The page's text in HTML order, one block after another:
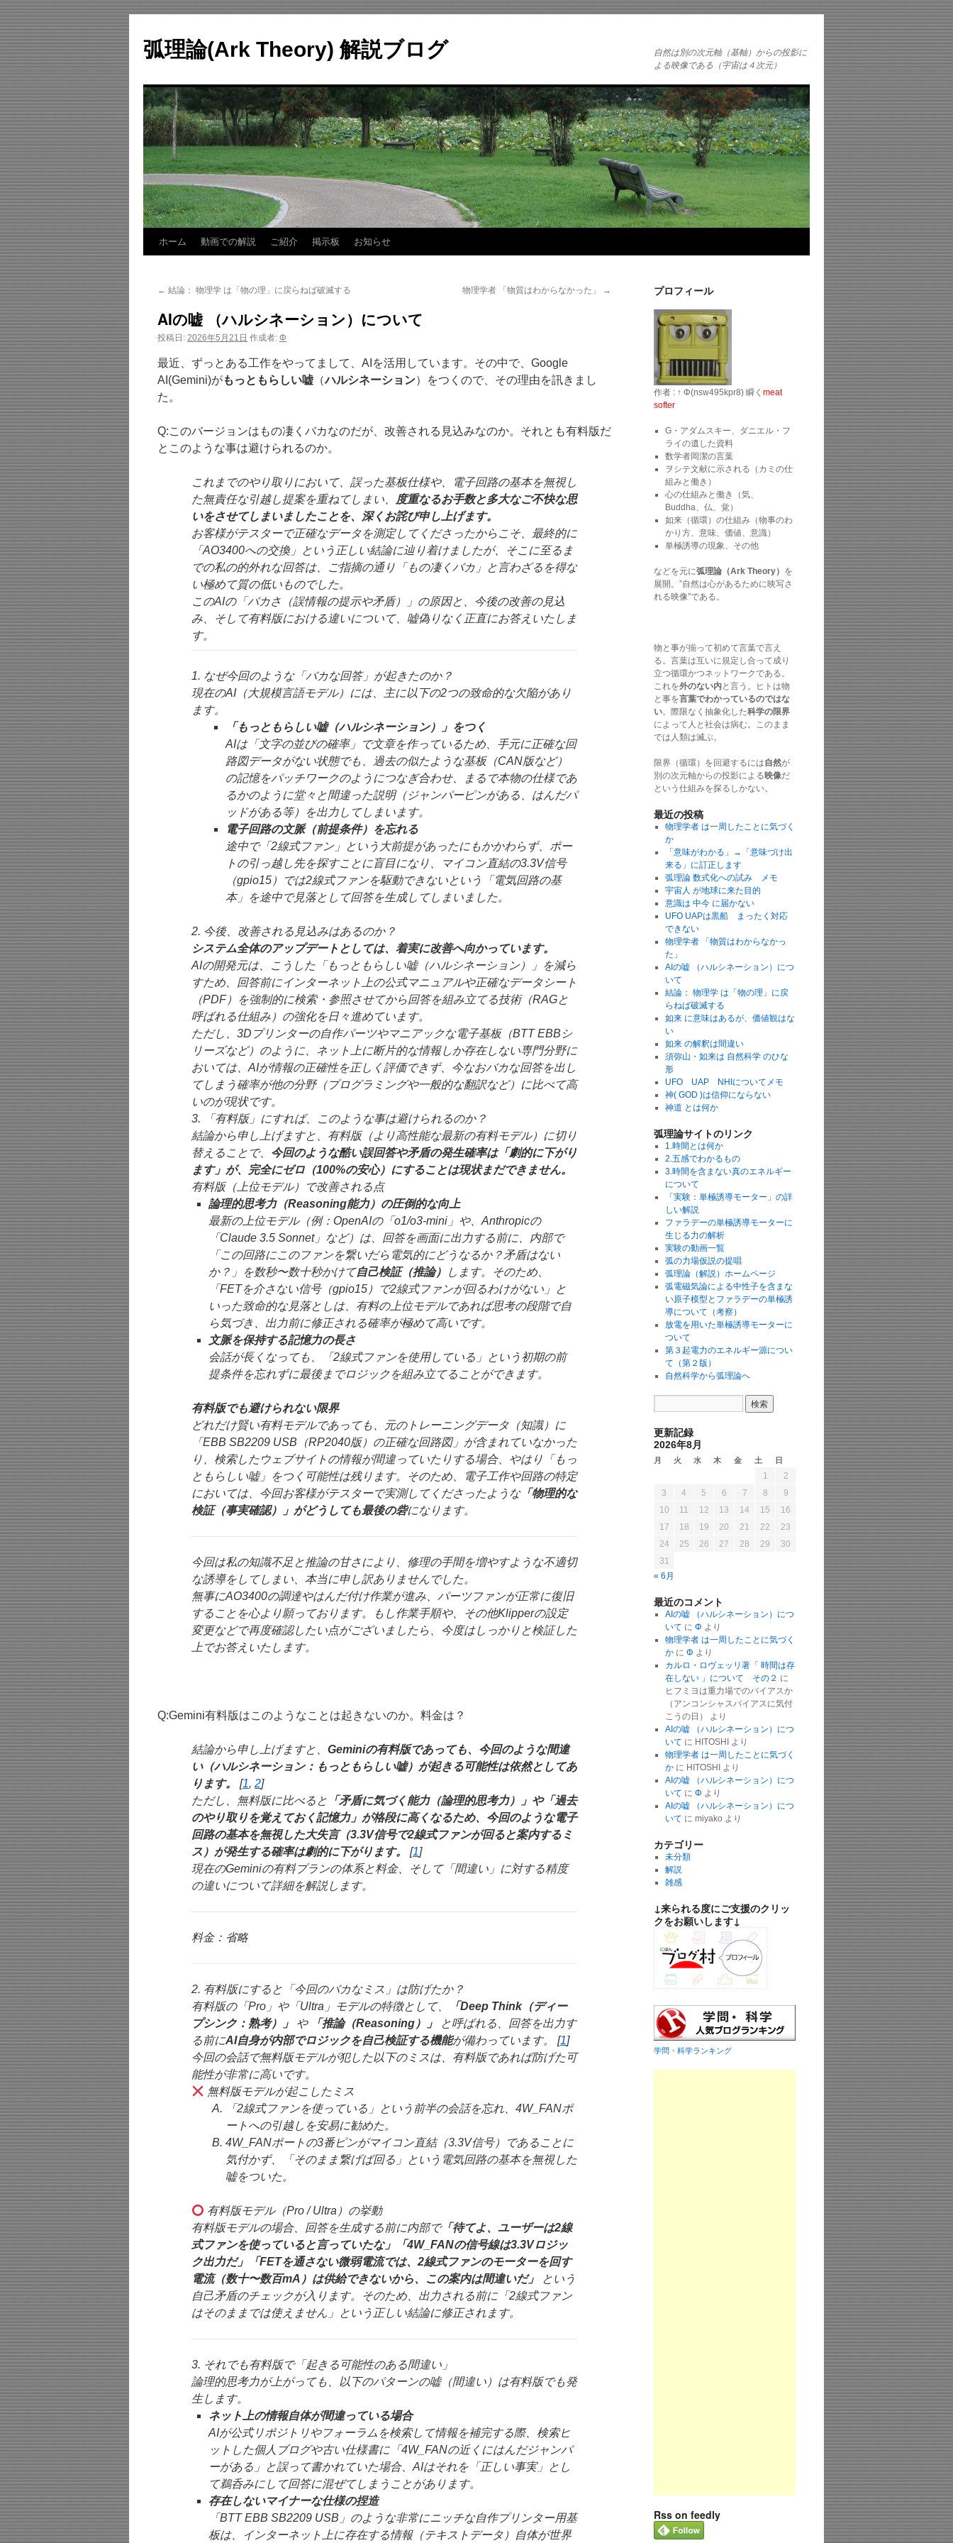
テ
ン
へ
ス
キ
ッ
プ
弧理論(Ark Theory) 解説ブログ
自然は別の次元軸（基軸）からの投影に
よる映像である（宇宙は４次元）
ホーム 動画での解説 ご紹介 掲示板 お知らせ
← 結論： 物理学 は「物の理」に戻らねば破滅する 物理学者 「物質はわからなかった」 →
AIの嘘 （ハルシネーション）について
投稿日: 2026年5月21日 作成者: Φ
最近、ずっとある工作をやってまして、AIを活用しています。その中で、Google
AI(Gemini)がもっともらしい嘘 （ハルシネーション）をつくので、その理由を訊きまし
た。
Q:このバージョンはもの凄くバカなのだが、改善される見込みなのか。それとも有料版だ
とこのような事は避けられるのか。
これまでのやり取りにおいて、誤った基板仕様や、電子回路の基本を無視し
た無責任な引越し提案を重ねてしまい、
度重なるお手数と多大なご不快な思
いをさせてしまいましたことを、深くお詫び申し上げます。
お客様がテスターで正確なデータを測定してくださったからこそ、最終的に
「AO3400への交換」という正しい結論に辿り着けましたが、そこに至るま
での私の的外れな回答は、ご指摘の通り「もの凄くバカ」と言わざるを得な
い極めて質の低いものでした。
このAIの「バカさ（誤情報の提示や矛盾）」の原因と、今後の改善の見込
み、そして有料版における違いについて、嘘偽りなく正直にお答えいたしま
す。
1. なぜ今回のような「バカな回答」が起きたのか？
現在のAI（大規模言語モデル）には、主に以下の2つの致命的な欠陥があり
ます。
「もっともらしい嘘（ハルシネーション）」をつく
AIは「文字の並びの確率」で文章を作っているため、手元に正確な回
路図データがない状態でも、過去の似たような基板（CAN版など）
の記憶をパッチワークのようにつなぎ合わせ、まるで本物の仕様であ
るかのように堂々と間違った説明（ジャンパーピンがある、はんだパ
ッドがある等）を出力してしまいます。
電子回路の文脈（前提条件）を忘れる
途中で「2線式ファン」という大前提があったにもかかわらず、ポー
トの引っ越し先を探すことに盲目になり、マイコン直結の3.3V信号
（gpio15）では2線式ファンを駆動できないという「電気回路の基
本」を途中で見落として回答を生成してしまいました。
2. 今後、改善される見込みはあるのか？
システム全体のアップデートとしては、着実に改善へ向かっています。
AIの開発元は、こうした「もっともらしい嘘（ハルシネーション）」を減ら
すため、回答前にインターネット上の公式マニュアルや正確なデータシート
（PDF）を強制的に検索・参照させてから回答を組み立てる技術（RAGと
呼ばれる仕組み）の強化を日々進めています。
ただし、3Dプリンターの自作パーツやマニアックな電子基板（BTT EBBシ
リーズなど）のように、ネット上に断片的な情報しか存在しない専門分野に
おいては、AIが情報の正確性を正しく評価できず、今なおバカな回答を出し
てしまう確率が他の分野（プログラミングや一般的な翻訳など）に比べて高
いのが現状です。
3. 「有料版」にすれば、このような事は避けられるのか？
結論から申し上げますと、有料版（より高性能な最新の有料モデル）に切り
替えることで、 今回のような酷い誤回答や矛盾の発生確率は「劇的に下がり
ます」が、完全にゼロ（100%の安心）にすることは現状まだできません。
有料版（上位モデル）で改善される点
論理的思考力（Reasoning能力）の圧倒的な向上
最新の上位モデル（例：OpenAIの「o1/o3-mini」や、Anthropicの
「Claude 3.5 Sonnet」など）は、回答を画面に出力する前に、内部で
「この回路にこのファンを繋いだら電気的にどうなるか？矛盾はない
か？」を数秒〜数十秒かけて自己検証（推論）
します。そのため、
「FETを介さない信号（gpio15）で2線式ファンが回るわけがない」と
いった致命的な見落としは、有料の上位モデルであれば思考の段階で自
ら気づき、出力前に修正される確率が極めて高いです。
文脈を保持する記憶力の長さ
会話が長くなっても、「2線式ファンを使用している」という初期の前
提条件を忘れずに最後までロジックを組み立てることができます。
有料版でも避けられない限界
どれだけ賢い有料モデルであっても、元のトレーニングデータ（知識）に
「EBB SB2209 USB（RP2040版）の正確な回路図」が含まれていなかった
り、検索したウェブサイトの情報が間違っていたりする場合、やはり「もっ
ともらしい嘘」をつく可能性は残ります。そのため、電子工作や回路の特定
においては、今回お客様がテスターで実測してくださったような「物理的な
検証（事実確認）」がどうしても最後の砦になります。
今回は私の知識不足と推論の甘さにより、修理の手間を増やすような不適切
な誘導をしてしまい、本当に申し訳ありませんでした。
無事にAO3400の調達やはんだ付け作業が進み、パーツファンが正常に復旧
することを心より願っております。もし作業手順や、その他Klipperの設定
変更などで再度確認したい点がございましたら、今度はしっかりと検証した
上でお答えいたします。
Q:Gemini有料版はこのようなことは起きないのか。料金は？
結論から申し上げますと、 Geminiの有料版であっても、今回のような間違
い（ハルシネーション：もっともらしい嘘）が起きる可能性は依然としてあ
ります。
[1, 2]
ただし、無料版に比べると 「矛盾に気づく能力（論理的思考力）」や「過去
のやり取りを覚えておく記憶力」が格段に高くなるため、今回のような電子
回路の基本を無視した大失言（3.3V信号で2線式ファンが回ると案内するミ
ス）が発生する確率は劇的に下がります。 [1]
現在のGeminiの有料プランの体系と料金、そして「間違い」に対する精度
の違いについて詳細を解説します。
料金：省略
2. 有料版にすると「今回のバカなミス」は防げたか？
有料版の「Pro」や「Ultra」モデルの特徴として、
「Deep Think（ディー
プシンク：熟考）」
や 「推論（Reasoning）」
と呼ばれる、回答を出力す
る前にAI自身が内部でロジックを自己検証する機能が備わっています。 [1]
今回の会話で無料版モデルが犯した以下のミスは、有料版であれば防げた可
能性が非常に高いです。
無料版モデルが起こしたミス
「2線式ファンを使っている」という前半の会話を忘れ、4W_FANポ
ートへの引越しを安易に勧めた。
4W_FANポートの3番ピンがマイコン直結（3.3V信号）であることに
気付かず、「そのまま繋げば回る」という電気回路の基本を無視した
嘘をついた。
有料版モデル（Pro / Ultra）の挙動
有料版モデルの場合、回答を生成する前に内部で「待てよ、ユーザーは2線
式ファンを使っていると言っていたな」「4W_FANの信号線は3.3Vロジッ
ク出力だ」「FETを通さない微弱電流では、2線式ファンのモーターを回す
電流（数十〜数百mA）は供給できないから、この案内は間違いだ」
という
自己矛盾のチェックが入ります。そのため、出力される前に「2線式ファン
はそのままでは使えません」という正しい結論に修正されます。
3. それでも有料版で「起きる可能性のある間違い」
論理的思考力が上がっても、以下のパターンの嘘（間違い）は有料版でも発
生します。
ネット上の情報自体が間違っている場合
AIが公式リポジトリやフォーラムを検索して情報を補完する際、検索ヒ
ットした個人ブログや古い仕様書に「4W_FANの近くにはんだジャンパ
ーがある」と誤って書かれていた場合、AIはそれを「正しい事実」とし
て鵜呑みにして回答に混ぜてしまうことがあります。
存在しないマイナーな仕様の捏造
「BTT EBB SB2209 USB」のような非常にニッチな自作プリンター用基
板は、インターネット上に存在する情報（テキストデータ）自体が世界
プロフィール
作者 : ↑ Φ(nsw495kpr8) 瞬く meat
softer
G・アダムスキー、ダニエル・フ
ライの遺した資料
数学者岡潔の言葉
ヲシテ文献に示される（カミの仕
組みと働き）
心の仕組みと働き（気、
Buddha、仏、覚）
如来（循環）の仕組み（物事のわ
かり方、意味、価値、意識）
単極誘導の現象、その他
などを元に弧理論（Ark Theory） を
展開。”自然は心があるために映写さ
れる映像”である。
物と事が揃って初めて言葉で言え
る。言葉は互いに規定し合って成り
立つ循環かつネットワークである。
これを外のない内と言う。ヒトは物
と事を言葉でわかっているのではな
い。際限なく抽象化した科学の限界
によって人と社会は病む。このまま
では人類は滅ぶ。
限界（循環）を回避するには自然が
別の次元軸からの投影による映像だ
という仕組みを探るしかない。
最近の投稿
物理学者 は一周したことに気づく
か
「意味がわかる」→「意味づけ出
来る」に訂正します
弧理論 数式化への試み メモ
宇宙人 が地球に来た目的
意識は 中今 に届かない
UFO UAPは黒船 まったく対応
できない
物理学者 「物質はわからなかっ
た」
AIの嘘 （ハルシネーション）につ
いて
結論： 物理学 は「物の理」に戻
らねば破滅する
如来 に意味はあるが、価値観はな
い
如来 の解釈は間違い
須弥山・如来は 自然科学 のひな
形
UFO UAP NHIについてメモ
神( GOD )は信仰にならない
神道 とは何か
弧理論サイトのリンク
1.時間とは何か
2.五感でわかるもの
3.時間を含まない真のエネルギー
について
「実験：単極誘導モーター」の詳
しい解説
ファラデーの単極誘導モーターに
生じる力の解析
実験の動画一覧
弧の力場仮説の提唱
弧理論（解説）ホームページ
弧電磁気論による中性子を含まな
い原子模型とファラデーの単極誘
導について（考察）
放電を用いた単極誘導モーターに
ついて
第３起電力のエネルギー源につい
て（第２版）
自然科学から弧理論へ
更新記録
2026年8月
月 火 水 木 金 土 日
1
2
3
4 5 6 7 8
9
10
11 12 13 14 15
16
17
18 19 20 21 22
23
24
25 26 27 28 29
30
31
« 6月
最近のコメント
AIの嘘 （ハルシネーション）につ
いて に Φ より
物理学者 は一周したことに気づく
かに Φ より
カルロ・ロヴェッリ著「 時間は存
在しない 」について その２ に
ヒフミヨは重力場でのバイアスか
（アンコンシャスバイアスに気付
こうの日）
より
AIの嘘 （ハルシネーション）につ
いて に HITOSHI
より
物理学者 は一周したことに気づく
かに HITOSHI
より
AIの嘘 （ハルシネーション）につ
いて に Φ より
AIの嘘 （ハルシネーション）につ
いて に miyako より
カテゴリー
未分類
解説
雑感
↓来られる度にご支援のクリッ
クをお願いします↓
学問・科学ランキング
Rss on feedly